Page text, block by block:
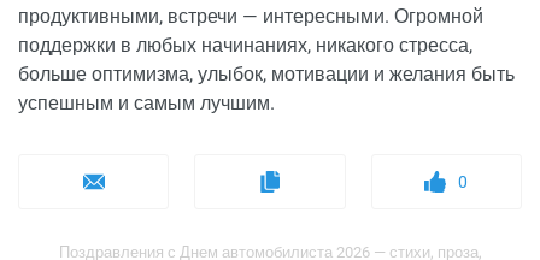
продуктивными, встречи — интересными. Огромной
поддержки в любых начинаниях, никакого стресса,
больше оптимизма, улыбок, мотивации и желания быть
успешным и самым лучшим.
0
Поздравления с Днем автомобилиста 2026 — стихи, проза,